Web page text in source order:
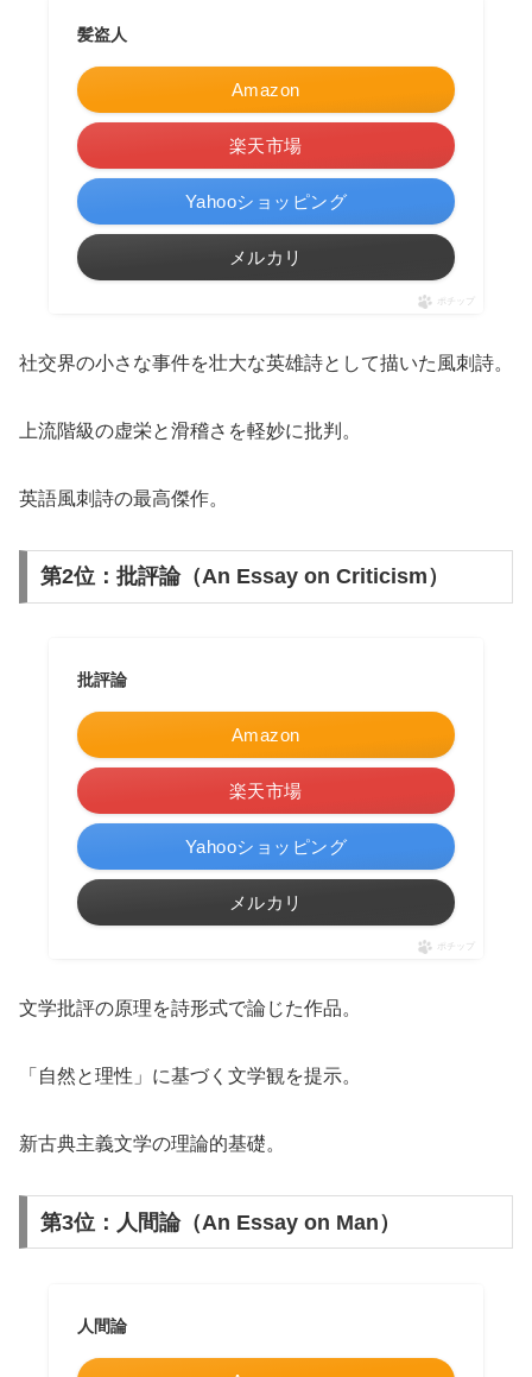
髪盗人
Amazon
楽天市場
Yahooショッピング
メルカリ
ポチップ
社交界の小さな事件を壮大な英雄詩として描いた風刺詩。
上流階級の虚栄と滑稽さを軽妙に批判。
英語風刺詩の最高傑作。
第2位：批評論（An Essay on Criticism）
批評論
Amazon
楽天市場
Yahooショッピング
メルカリ
ポチップ
文学批評の原理を詩形式で論じた作品。
「自然と理性」に基づく文学観を提示。
新古典主義文学の理論的基礎。
第3位：人間論（An Essay on Man）
人間論